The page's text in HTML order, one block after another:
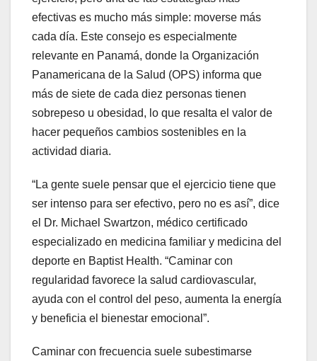
efectivas es mucho más simple: moverse más
cada día. Este consejo es especialmente
relevante en Panamá, donde la Organización
Panamericana de la Salud (OPS) informa que
más de siete de cada diez personas tienen
sobrepeso u obesidad, lo que resalta el valor de
hacer pequeños cambios sostenibles en la
actividad diaria.
“La gente suele pensar que el ejercicio tiene que
ser intenso para ser efectivo, pero no es así”, dice
el Dr. Michael Swartzon, médico certificado
especializado en medicina familiar y medicina del
deporte en Baptist Health. “Caminar con
regularidad favorece la salud cardiovascular,
ayuda con el control del peso, aumenta la energía
y beneficia el bienestar emocional”.
Caminar con frecuencia suele subestimarse